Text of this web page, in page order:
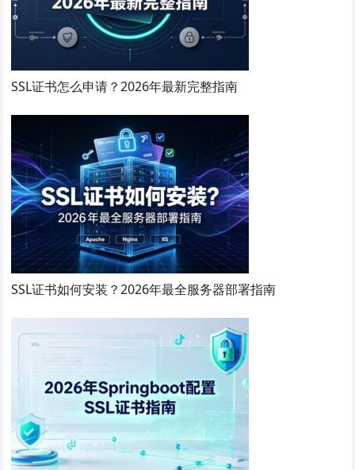
SSL证书怎么申请？2026年最新完整指南
SSL证书如何安装？2026年最全服务器部署指南